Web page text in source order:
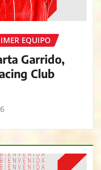
EQUIPO
Garrido,
Club